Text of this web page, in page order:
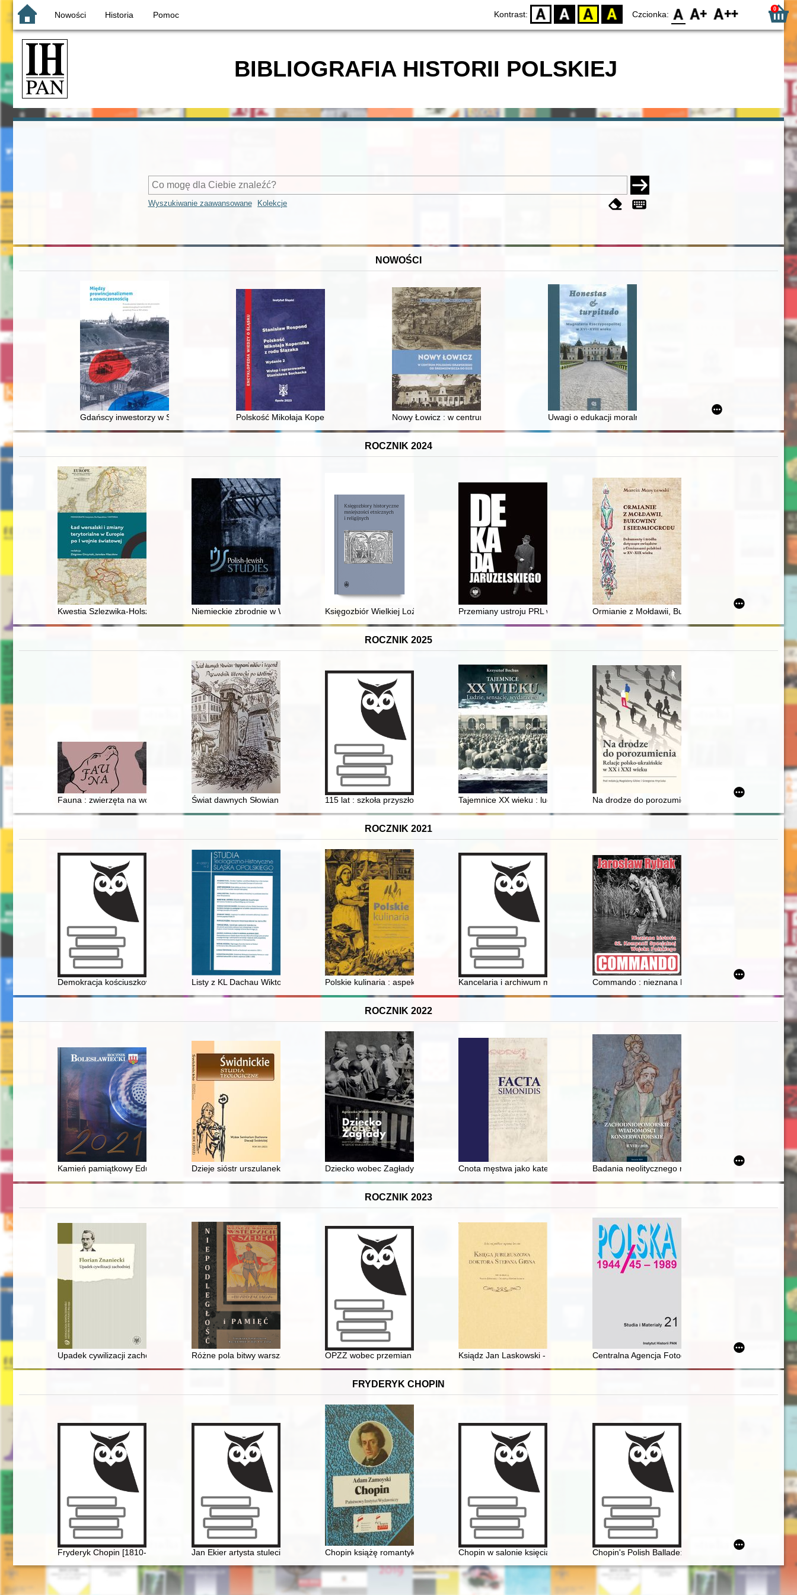
Nowości Historia Pomoc Kontrast: D BW YB BY Czcionka: F0 F1 F2 0
BIBLIOGRAFIA HISTORII POLSKIEJ
Wyszukiwanie zaawansowane Kolekcje
NOWOŚCI
Gdańscy inwestorzy w Sopocie : prestiż finansowy i towarzyski lokalnego mieszczaństwa w 2. poł. XIX w
Polskość Mikołaja Kopernika z rodu ŚlązakaNowy Łowicz : w centrum poligonu drawskiego od średniowiecza do dziśUwagi o edukacji moralnej synów szlacheckich w XVI-wiecznej
ROCZNIK 2024
Kwestia Szlezwika-Holsztynu w traktacie wersalskimNiemieckie zbrodnie w Wierzbicy i Wolicy : ekshumacja i pierwszy pogrzeb rodziny zamordowanej za pomoc Żydom w 1943 roku
Księgozbiór Wielkiej Loży Hamburga ze zbiorów wolnomularskich Biblioteki Uniwersyteckiej w Poznaniu
Przemiany ustroju PRL w latach osiemdziesiątychOrmianie z Mołdawii, Bukowiny i Siedmiogrodu :
ROCZNIK 2025
Fauna : zwierzęta na wojnie i ich ludzie = animals at war and their humans
Świat dawnych Słowian - tropami mitów i legend : przewodnik literacki po Wolinie
115 lat : szkoła przyszłości : Zespół Szkół Mechanicznych nr 1 im. Franciszka Siemiradzkiego w Bydgoszczy
Tajemnice XX wieku : ludzie, sensacje, wydarzenia : historie dobrze opowiedziane
Na drodze do porozumienia : relacje polsko-
ROCZNIK 2021
Demokracja kościuszkowska Listy z KL Dachau Wiktora Jacewicza SDB - recenzja]Polskie kulinaria : aspekty historycznojęzykowe, regionalne i kulturoweKancelaria i archiwum miasta Chełmna w okresie przedrozbiorowym (XIII w. - 1772 r.)
Commando : nieznana historia 62. Kompanii
ROCZNIK 2022
Kamień pamiątkowy Eduarda Scholza w BolesławcuDzieje sióstr urszulanek w Świdnicy : 1700-1946Dziecko wobec Zagłady : instytucjonalna opieka nad sierotami w getcie warszawskim
Cnota męstwa jako kategoria wychowawcza w pedagogice Fryderyka Wilhelma
Badania neolitycznego rondela w Nowym Objezierzu
ROCZNIK 2023
Upadek cywilizacji zachodniej : wybór pismRóżne pola bitwy warszawskiej OPZZ wobec przemian społeczno-gospodarczych w Polsce 1990-1994 : dokumenty i materiały
Ksiądz Jan Laskowski - Wielkopolanin z ducha, krwi i kości : leszczyńskie reminiscencje
Centralna Agencja Fotograficzna 1951-1991 -
FRYDERYK CHOPIN
Fryderyk Chopin [1810-1949] wśród Polaków na obczyźnieJan Ekier artysta stulecia - w darze Chopinowi. Księga dedykowana Janowi Ekierowi z okazji jubileuszu stulecia urodzin
Chopin książę romantyków Chopin w salonie księcia Antoniego Radziwiłła". Nowe odczytanie obrazu Henryka
Chopin's Polish Ballade: Op. 38 as Narrative of